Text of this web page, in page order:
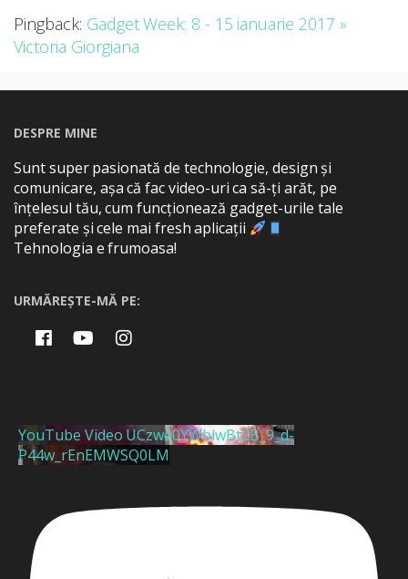
Pingback: Gadget Week: 8 - 15 ianuarie 2017 »
Victoria Giorgiana
DESPRE MINE
Sunt super pasionată de technologie, design și
comunicare, așa că fac video-uri ca să-ți arăt, pe
înțelesul tău, cum funcționează gadget-urile tale
preferate și cele mai fresh aplicații
Tehnologia e frumoasa!
URMĂREȘTE-MĂ PE:
YouTube Video UCzwe0YWblwBt2B_9_d-
P44w_rEnEMWSQ0LM